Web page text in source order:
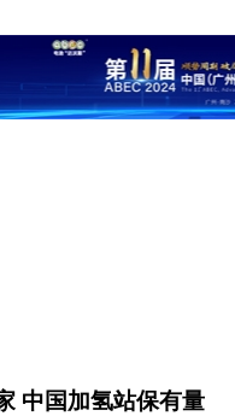
中国加氢站保有量